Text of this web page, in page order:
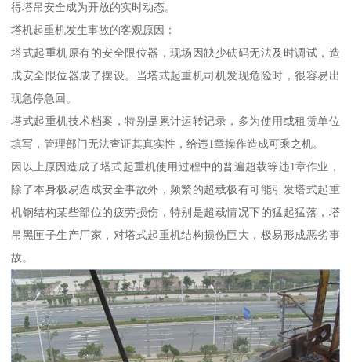
得塔吊安全成为开放的实时动态。
塔机起重机发生事故的客观原因：
塔式起重机原有的安全限位器，现场因缺少砝码无法及时调试，造
成安全限位器成了摆设。当塔式起重机司机发现危险时，很容易出
现急停急回。
塔式起重机技术档案，特别是累计运转记录，多为使用或租赁单位
填写，管理部门无法查证其真实性，给违1章操作造成可乘之机。
因以上原因造成了塔式起重机使用过程中的普遍超载等违1章作业，
除了本身极易造成安全事故外，频繁的超载极有可能引发塔式起重
机钢结构某些部位的疲劳损伤，特别是超载情况下的猛起猛落，塔
吊黑匣子生产厂家，对塔式起重机结构损伤巨大，极易形成恶劣事
故。